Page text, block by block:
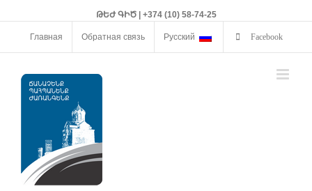
ԹԵԺ ԳԻԾ | +374 (10) 58-74-25
Главная Обратная связь Русский Facebook